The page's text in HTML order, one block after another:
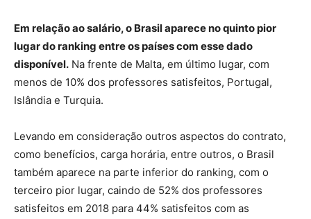
Em relação ao salário, o Brasil aparece no quinto pior
lugar do ranking entre os países com esse dado
disponível. Na frente de Malta, em último lugar, com
menos de 10% dos professores satisfeitos, Portugal,
Islândia e Turquia.
Levando em consideração outros aspectos do contrato,
como benefícios, carga horária, entre outros, o Brasil
também aparece na parte inferior do ranking, com o
terceiro pior lugar, caindo de 52% dos professores
satisfeitos em 2018 para 44% satisfeitos com as